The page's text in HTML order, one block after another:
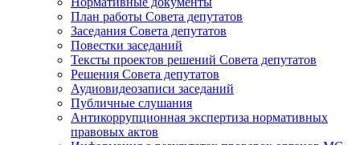
План работы Совета депутатов
Заседания Cовета депутатов
Повестки заседаний
Тексты проектов решений Совета депутатов
Решения Совета депутатов
Аудиовидеозаписи заседаний
Публичные слушания
Антикоррупционная экспертиза нормативных
правовых актов